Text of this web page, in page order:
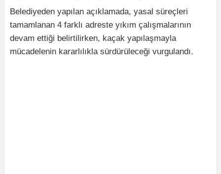
Belediyeden yapılan açıklamada, yasal süreçleri
tamamlanan 4 farklı adreste yıkım çalışmalarının
devam ettiği belirtilirken, kaçak yapılaşmayla
mücadelenin kararlılıkla sürdürüleceği vurgulandı.